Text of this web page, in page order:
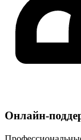
Онлайн-